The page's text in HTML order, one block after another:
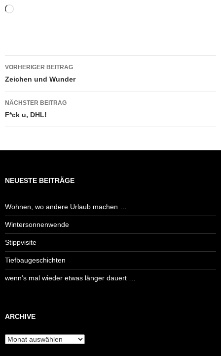
Wird
Beitragsnavigation
VORHERIGER BEITRAG
Zeichen und Wunder
NÄCHSTER BEITRAG
F*ck u, DHL!
NEUESTE BEITRÄGE
Wohnen, wo andere Urlaub machen …
Wintersonnenwende
Stippvisite
Tiefbaugeschichten
wenn’s mal wieder etwas länger dauert …
ARCHIVE
Archive